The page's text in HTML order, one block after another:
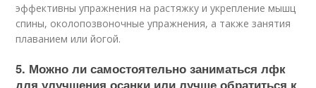
эффективны упражнения на растяжку и укрепление мышц
спины, околопозвоночные упражнения, а также занятия
плаванием или йогой.
5. Можно ли самостоятельно заниматься лфк
для улучшения осанки или лучше обратиться к